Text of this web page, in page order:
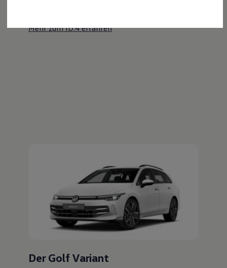
Entertainment und Elektronik
Live Beratung
Transport
Familie
Elektromobilität
Volkswagen R
Pannen- und Unfallhilfe
Mehr zum ID.4 erfahren
Der Golf Variant